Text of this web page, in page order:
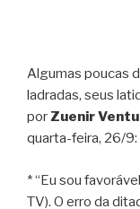
Algumas poucas
ladradas, seus
por Zuenir
quarta-feira, 26/9:
* “Eu sou
TV). O erro da